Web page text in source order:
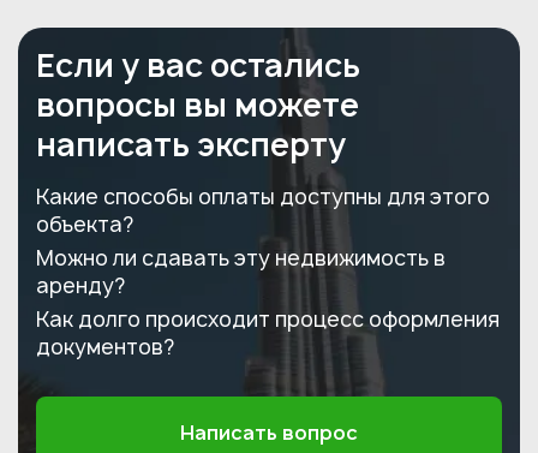
Если у вас остались
вопросы вы можете
написать эксперту
Какие способы оплаты доступны для этого
объекта?
Можно ли сдавать эту недвижимость в
аренду?
Как долго происходит процесс оформления
документов?
Написать вопрос